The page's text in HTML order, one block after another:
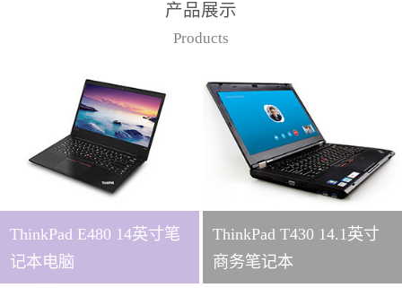
产品展示
Products
ThinkPad E480 14英寸笔
记本电脑
ThinkPad T430 14.1英寸
商务笔记本